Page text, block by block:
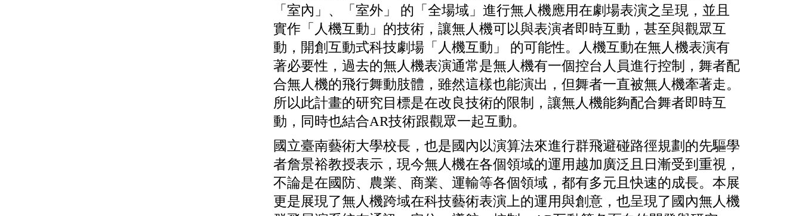
「室內」、「室外」 的「全場域」進行無人機應用在劇場表演之呈現，並且
實作「人機互動」的技術，讓無人機可以與表演者即時互動，甚至與觀眾互
動，開創互動式科技劇場「人機互動」 的可能性。人機互動在無人機表演有
著必要性，過去的無人機表演通常是無人機有一個控台人員進行控制，舞者配
合無人機的飛行舞動肢體，雖然這樣也能演出，但舞者一直被無人機牽著走。
所以此計畫的研究目標是在改良技術的限制，讓無人機能夠配合舞者即時互
動，同時也結合AR技術跟觀眾一起互動。
國立臺南藝術大學校長，也是國內以演算法來進行群飛避碰路徑規劃的先驅學
者詹景裕教授表示，現今無人機在各個領域的運用越加廣泛且日漸受到重視，
不論是在國防、農業、商業、運輸等各個領域，都有多元且快速的成長。本展
更是展現了無人機跨域在科技藝術表演上的運用與創意，也呈現了國內無人機